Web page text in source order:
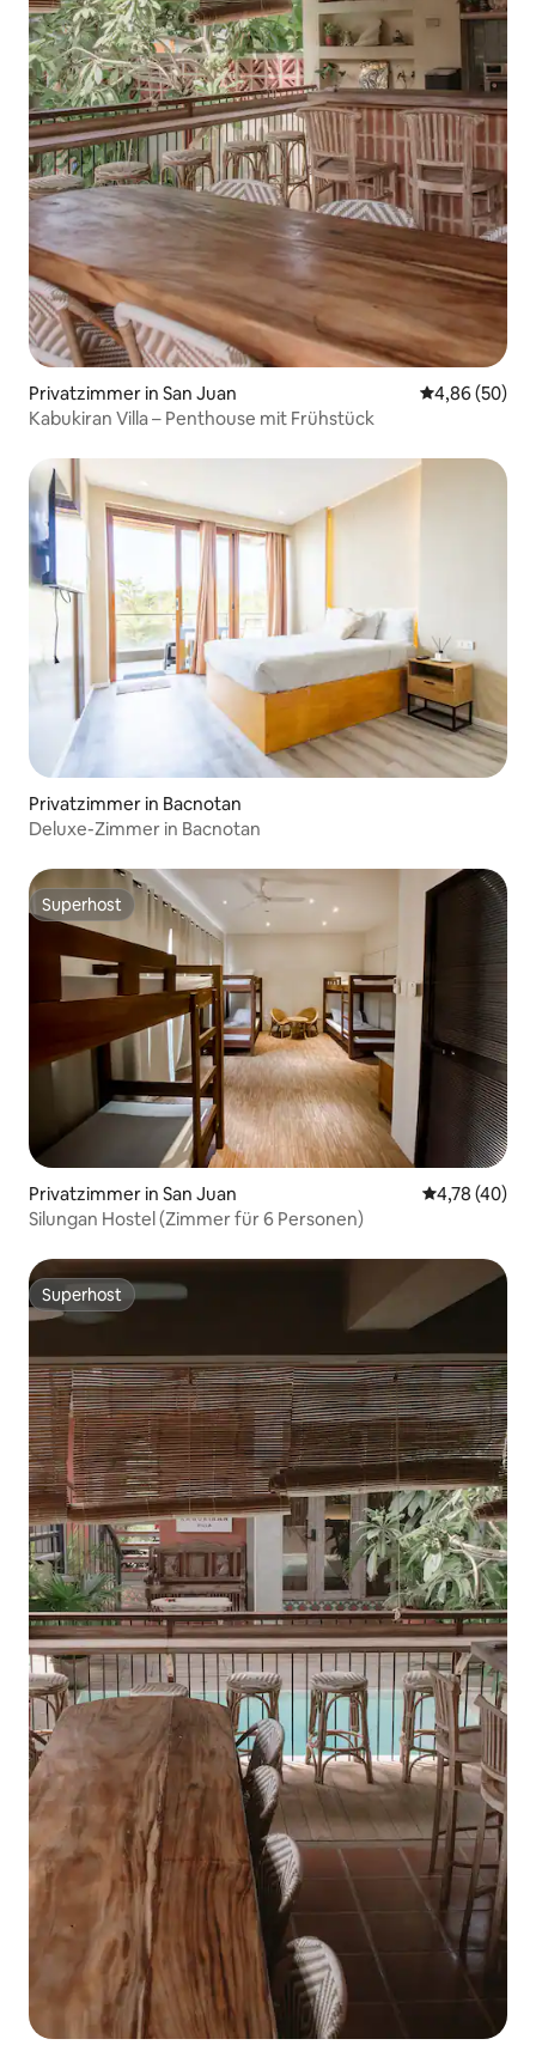
Privatzimmer in San Juan
4,86 (50)
Kabukiran Villa – Penthouse mit Frühstück
Privatzimmer in Bacnotan
Deluxe-Zimmer in Bacnotan
Superhost
Superhost
Privatzimmer in San Juan
4,78 (40)
Silungan Hostel (Zimmer für 6 Personen)
Superhost
Superhost